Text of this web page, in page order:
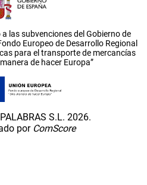
las subvenciones del Gobierno de
Europeo de Desarrollo Regional
para el transporte de mercancías
de hacer Europa”
S.L. 2026.
por ComScore